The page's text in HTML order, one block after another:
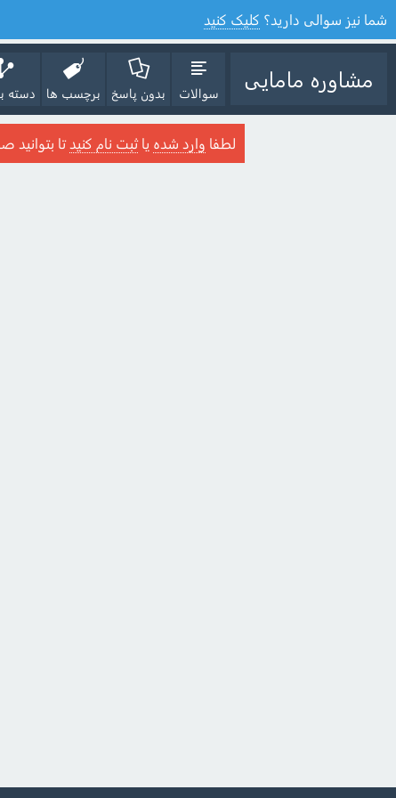
شما نیز سوالی دارید؟ کلیک کنید
مشاوره مامایی
سوالات بدون پاسخ برچسب ها دسته
لطفا وارد شده یاثبت نام کنیدتا بتوانید